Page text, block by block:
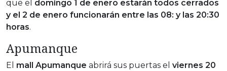
que el domingo 1 de enero estarán todos cerrados
y el 2 de enero funcionarán entre las 08: y las 20:30
horas.
Apumanque
El mall Apumanque abrirá sus puertas el viernes 20